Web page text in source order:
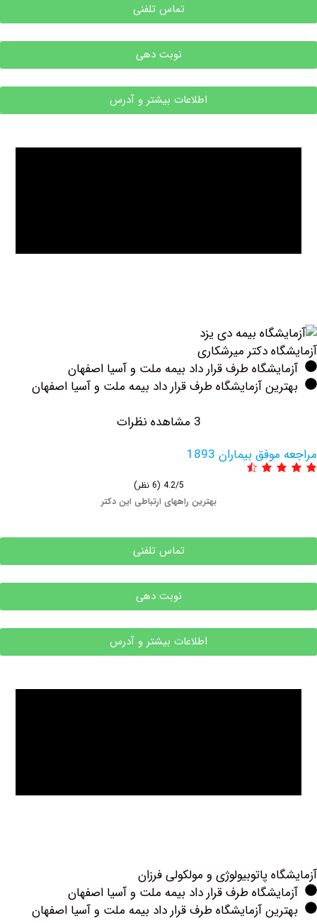
تماس تلفنی
نوبت دهی
اطلاعات بیشتر و آدرس
دکتر میرشکاری
طرف قرار داد بیمه ملت و آسیا اصفهان
آزمایشگاه طرف قرار داد بیمه ملت و آسیا اصفهان
بیماران 1893
بهترین راههای ارتباطی این دکتر
تماس تلفنی
نوبت دهی
اطلاعات بیشتر و آدرس
پاتوبیولوژی و مولکولی فرزان
طرف قرار داد بیمه ملت و آسیا اصفهان
آزمایشگاه طرف قرار داد بیمه ملت و آسیا اصفهان